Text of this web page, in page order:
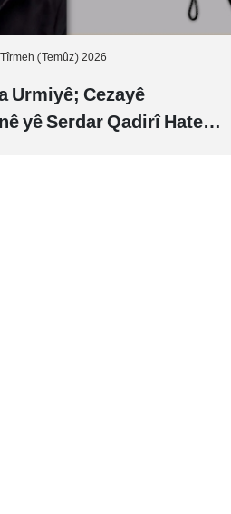
(Temûz) 2026
Urmiyê; Cezayê
yê Serdar Qadirî Hate